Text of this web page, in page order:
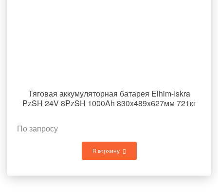
Тяговая аккумуляторная батарея Elhim-Iskra
PzSH 24V 8PzSH 1000Ah 830x489x627мм 721кг
По запросу
В корзину